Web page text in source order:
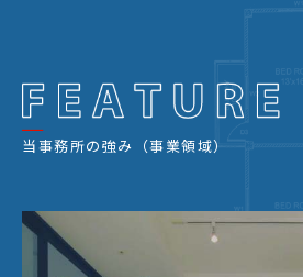
当事務所の強み（事業領域）